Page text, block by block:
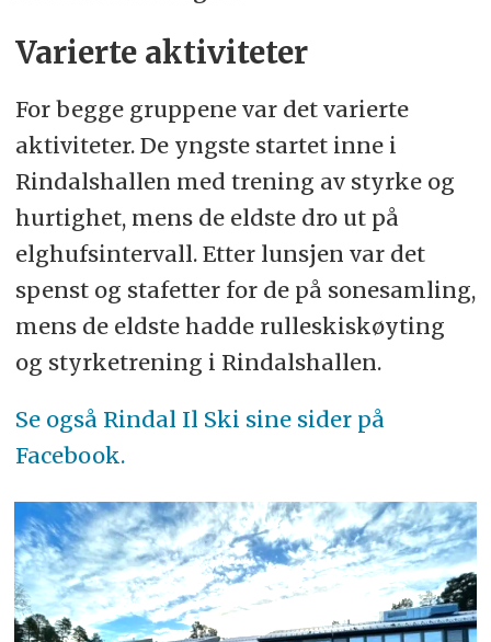
Varierte aktiviteter
For begge gruppene var det varierte
aktiviteter. De yngste startet inne i
Rindalshallen med trening av styrke og
hurtighet, mens de eldste dro ut på
elghufsintervall. Etter lunsjen var det
spenst og stafetter for de på sonesamling,
mens de eldste hadde rulleskiskøyting
og styrketrening i Rindalshallen.
Se også Rindal Il Ski sine sider på
Facebook.